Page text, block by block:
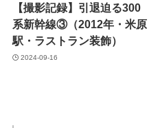
【撮影記録】引退迫る300
系新幹線③（2012年・米原
駅・ラストラン装飾）
2024-09-16